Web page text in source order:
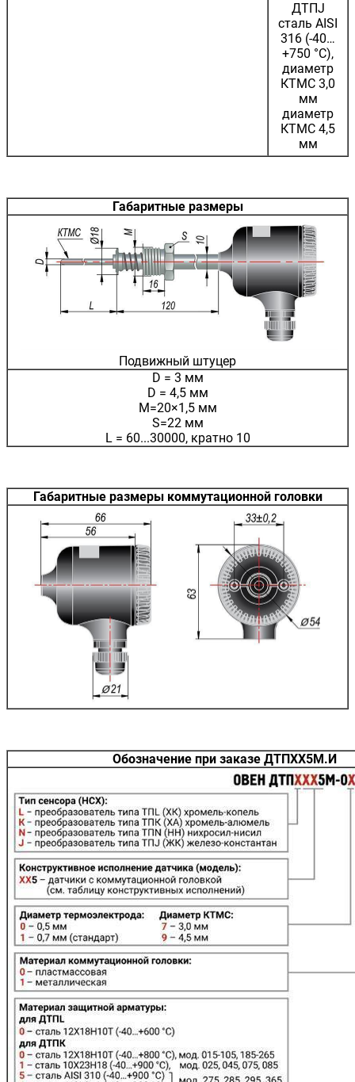
ДТПJ
сталь AISI
316 (-40…
+750 °С),
диаметр
КТМС 3,0
мм
диаметр
КТМС 4,5
мм
Габаритные размеры
Подвижный штуцер
D = 3 мм
D = 4,5 мм
M=20×1,5 мм
S=22 мм
L = 60...30000, кратно 10
Габаритные размеры коммутационной головки
Обозначение при заказе ДТПXX5М.И